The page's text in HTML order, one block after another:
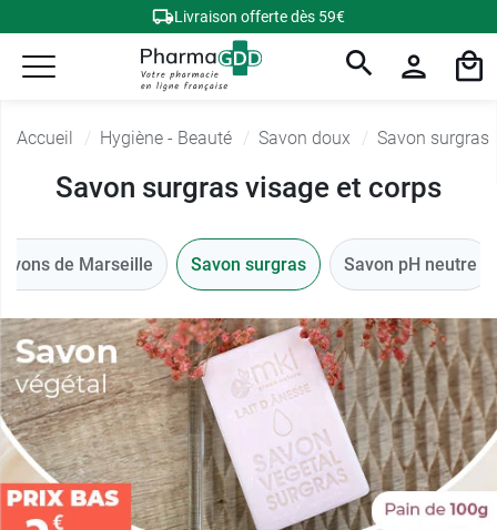
Livraison offerte dès 59€
Accueil Hygiène - Beauté Savon doux Savon surgras
Savon surgras visage et corps
de Marseille Savon surgras Savon pH neutre